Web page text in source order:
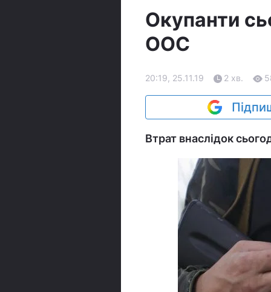
Окупанти
ООС
20:19, 25.11.19 2 хв.
Втрат внаслідок